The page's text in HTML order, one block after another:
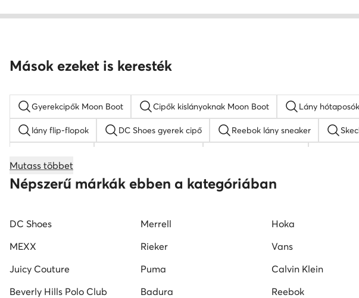
Mások ezeket is keresték
Gyerekcipők Moon Boot Cipők kislányoknak Moon Boot Lány
lány flip-flopok DC Shoes gyerek cipő Reebok lány sneaker
fekete fiú szandálok lány magasszárú tornacipők
Mutass többet
Népszerű márkák ebben a kategóriában
DC Shoes Merrell Hoka
MEXX
Rieker Vans
Juicy Couture
Puma Calvin Klein
Beverly Hills Polo Club
Badura Reebok